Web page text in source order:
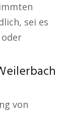
sei es
von